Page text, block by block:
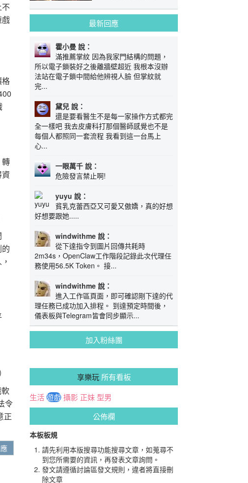
戲
格
轉
令
正
最新回應
霍小曼 說：
滿推薦掌紋 因為我家門結構的問題，
所以電子鎖裝好之後離牆壁超近 我根本沒辦
法站在電子鎖中間給他辨視人臉 但掌紋就
完...
黛兒 說：
還是要看醫生不是每一家操作方式都完
全一樣吧 我去皮膚科打那個醫師感覺也不是
每個人都照同一套流程 我看到這一台馬上
心...
一眼萬千 說：
危險發言禁止啊!
yuyu 說：
貧乳克蕾西亞又可愛又傲嬌，真的好想
好想要跟她.....
windwithme 說：
從下達指令到圖片回傳共耗時
2m34s，OpenClaw工作階段記錄此次代理任
務使用56.5K Token。 接...
windwithme 說：
進入工作區頁面，即可確認剛下達的代
理任務已成功加入排程。 到達預定時間後，
儀表板與Telegram皆會同步顯示...
加入粉絲團
享樂玩所有看板
生活遊戲攝影 正妹 型男
公佈欄
本板板規
請先利用本版搜尋功能搜尋文章，如蒐尋不
到您所需要的資訊，再發表文章詢問。
發文請遵循討論區發文規則，違者將直接刪
除文章